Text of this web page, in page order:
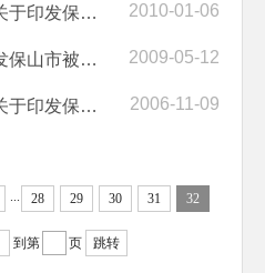
保山市人民政府办公室关于印发保山市城镇职工大病补充医疗保险市级统筹... 2010-01-06
保山市人民政府关于印发保山市被征地农民基本养老保障实施意见的通知 2009-05-12
保山市人民政府办公室关于印发保山市企业创新中心认定管理办法的通知 2006-11-09
... 28 29 30 31 32
到第 页 跳转